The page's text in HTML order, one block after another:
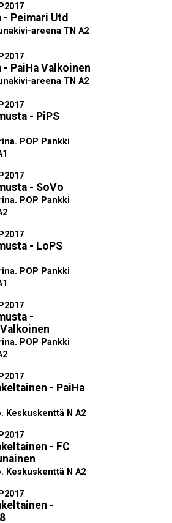
- Peimari Utd
areena TN A2
- PaiHa Valkoinen
areena TN A2
- PiPS
POP Pankki
- SoVo
POP Pankki
- LoPS
POP Pankki
-
POP Pankki
- PaiHa
Keskuskenttä N A2
- FC
Keskuskenttä N A2
-